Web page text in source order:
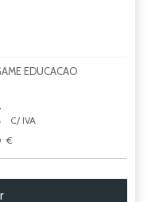
EDUCACAO
C/ IVA
€